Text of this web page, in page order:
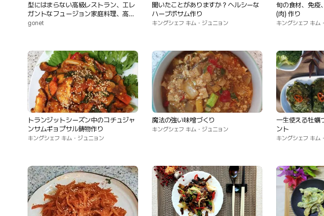
型にはまらない高級レストラン、エレ
ガントなフュージョン家庭料理、高級
ダイニング
gonet
聞いたことがありますか？ヘルシーな
ハーブボサム作り
キングシェフ キム・ジュニョン
旬の食材、免疫
(肉) 作り
キングシェフ キム
トランジットシーズン中のコチュジャ
ンサムギョプサル鋳物作り
キングシェフ キム・ジュニョン
魔法の強い味噌づくり
キングシェフ キム・ジュニョン
一生使える牡蠣
ント
キングシェフ キム